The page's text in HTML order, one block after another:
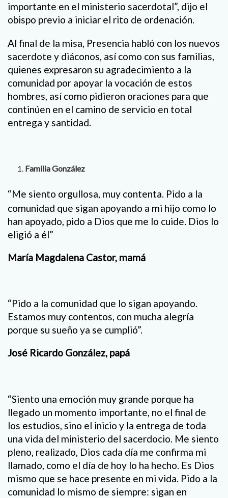
importante en el ministerio sacerdotal”, dijo el
obispo previo a iniciar el rito de ordenación.
Al final de la misa, Presencia habló con los nuevos
sacerdote y diáconos, así como con sus familias,
quienes expresaron su agradecimiento a la
comunidad por apoyar la vocación de estos
hombres, así como pidieron oraciones para que
continúen en el camino de servicio en total
entrega y santidad.
Familia González
“Me siento orgullosa, muy contenta. Pido a la
comunidad que sigan apoyando a mi hijo como lo
han apoyado, pido a Dios que me lo cuide. Dios lo
eligió a él”
María Magdalena Castor, mamá
“Pido a la comunidad que lo sigan apoyando.
Estamos muy contentos, con mucha alegría
porque su sueño ya se cumplió”.
José Ricardo González, papá
“Siento una emoción muy grande porque ha
llegado un momento importante, no el final de
los estudios, sino el inicio y la entrega de toda
una vida del ministerio del sacerdocio. Me siento
pleno, realizado, Dios cada día me confirma mi
llamado, como el día de hoy lo ha hecho. Es Dios
mismo que se hace presente en mi vida. Pido a la
comunidad lo mismo de siempre: sigan en